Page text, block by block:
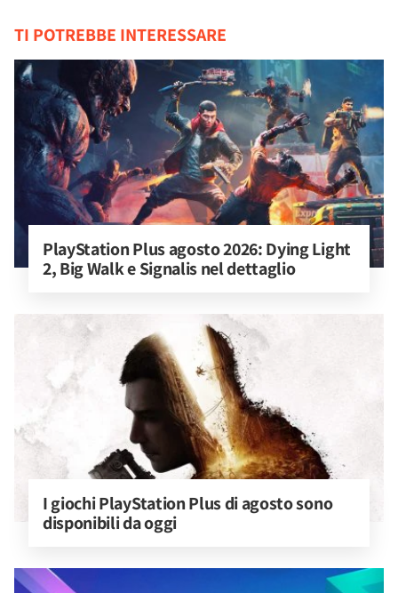
TI POTREBBE INTERESSARE
PlayStation Plus agosto 2026: Dying Light
2, Big Walk e Signalis nel dettaglio
I giochi PlayStation Plus di agosto sono
disponibili da oggi